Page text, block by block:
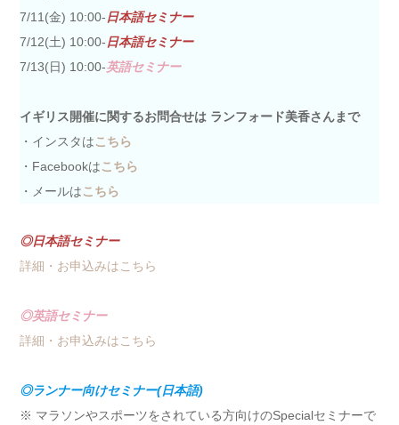
7/11(金) 10:00-日本語セミナー
7/12(土) 10:00-日本語セミナー
7/13(日) 10:00-英語セミナー
イギリス開催に関するお問合せは ランフォード美香さんまで
・インスタはこちら
・Facebookはこちら
・メールはこちら
◎日本語セミナー
詳細・お申込みはこちら
◎英語セミナー
詳細・お申込みはこちら
◎ランナー向けセミナー(日本語)
※ マラソンやスポーツをされている方向けのSpecialセミナーで